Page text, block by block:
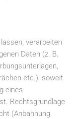
verarbeiten
Daten (z. B.
etc.), soweit
eines
Rechtsgrundlage
(Anbahnung